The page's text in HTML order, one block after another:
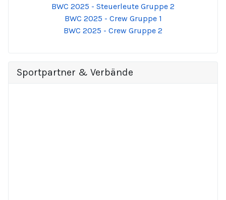
BWC 2025 - Steuerleute Gruppe 2
BWC 2025 - Crew Gruppe 1
BWC 2025 - Crew Gruppe 2
Sportpartner & Verbände